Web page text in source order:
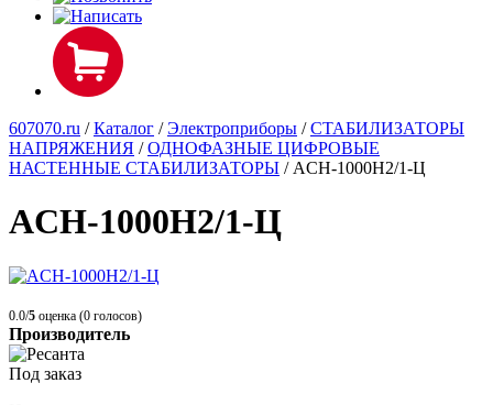
607070.ru /Каталог /Электроприборы /СТАБИЛИЗАТОРЫ
НАПРЯЖЕНИЯ /ОДНОФАЗНЫЕ ЦИФРОВЫЕ
НАСТЕННЫЕ СТАБИЛИЗАТОРЫ / ACH-1000Н2/1-Ц
ACH-1000Н2/1-Ц
0.0/5 оценка (0 голосов)
Производитель
Под заказ